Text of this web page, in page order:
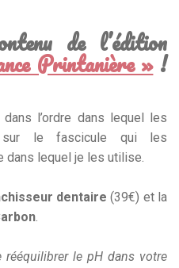
de l’édition
Printanière »!
l’ordre dans lequel les
sur le fascicule qui les
dans lequel je les utilise.
dentaire (39€) et la
.
le pH dans votre